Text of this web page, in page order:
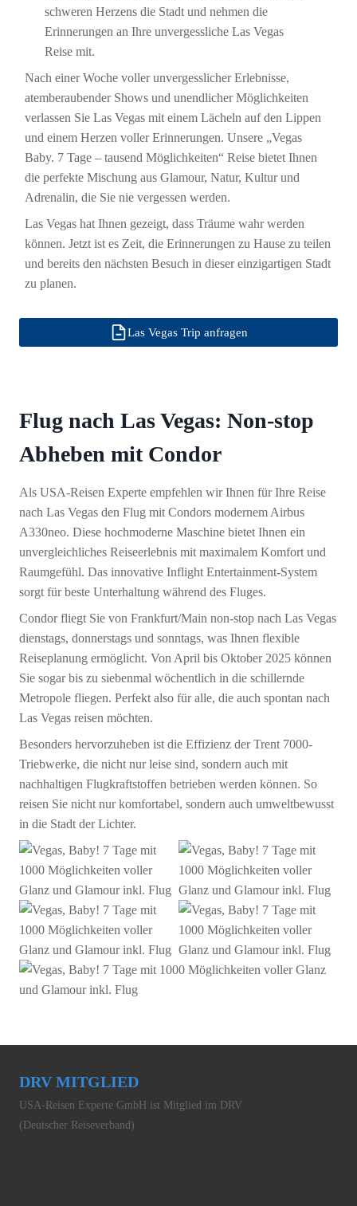
schweren Herzens die Stadt und nehmen die
Erinnerungen an Ihre unvergessliche Las Vegas
Reise mit.
Nach einer Woche voller unvergesslicher Erlebnisse,
atemberaubender Shows und unendlicher Möglichkeiten
verlassen Sie Las Vegas mit einem Lächeln auf den Lippen
und einem Herzen voller Erinnerungen. Unsere „Vegas
Baby. 7 Tage – tausend Möglichkeiten“ Reise bietet Ihnen
die perfekte Mischung aus Glamour, Natur, Kultur und
Adrenalin, die Sie nie vergessen werden.
Las Vegas hat Ihnen gezeigt, dass Träume wahr werden
können. Jetzt ist es Zeit, die Erinnerungen zu Hause zu teilen
und bereits den nächsten Besuch in dieser einzigartigen Stadt
zu planen.
Las Vegas Trip anfragen
Flug nach Las Vegas: Non-stop
Abheben mit Condor
Als USA-Reisen Experte empfehlen wir Ihnen für Ihre Reise
nach Las Vegas den Flug mit Condors modernem Airbus
A330neo. Diese hochmoderne Maschine bietet Ihnen ein
unvergleichliches Reiseerlebnis mit maximalem Komfort und
Raumgefühl. Das innovative Inflight Entertainment-System
sorgt für beste Unterhaltung während des Fluges.
Condor fliegt Sie von Frankfurt/Main non-stop nach Las Vegas
dienstags, donnerstags und sonntags, was Ihnen flexible
Reiseplanung ermöglicht. Von April bis Oktober 2025 können
Sie sogar bis zu siebenmal wöchentlich in die schillernde
Metropole fliegen. Perfekt also für alle, die auch spontan nach
Las Vegas reisen möchten.
Besonders hervorzuheben ist die Effizienz der Trent 7000-
Triebwerke, die nicht nur leise sind, sondern auch mit
nachhaltigen Flugkraftstoffen betrieben werden können. So
reisen Sie nicht nur komfortabel, sondern auch umweltbewusst
in die Stadt der Lichter.
DRV MITGLIED
USA-Reisen Experte GmbH ist Mitglied im DRV
(Deutscher Reiseverband)